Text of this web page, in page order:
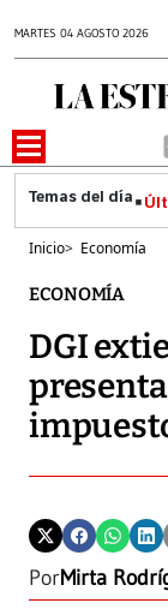
MARTES 04 AGOSTO 2026
Inicio> Economía
ECONOMÍA
DGI
PorMirta